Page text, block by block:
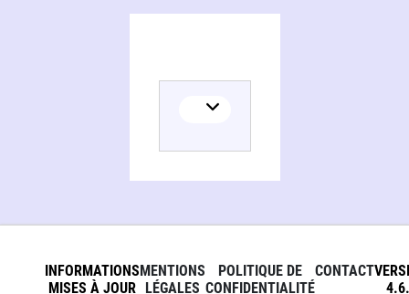
INFORMATIONS
MISES À JOUR
MENTIONS
LÉGALES
POLITIQUE DE
CONFIDENTIALITÉ
CONTACT